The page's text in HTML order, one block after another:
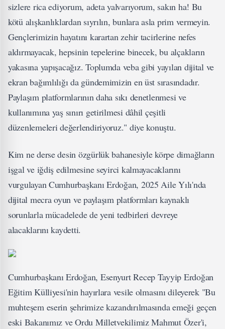
sizlere rica ediyorum, adeta yalvarıyorum, sakın ha! Bu
kötü alışkanlıklardan sıyrılın, bunlara asla prim vermeyin.
Gençlerimizin hayatını karartan zehir tacirlerine nefes
aldırmayacak, hepsinin tepelerine binecek, bu alçakların
yakasına yapışacağız. Toplumda veba gibi yayılan dijital ve
ekran bağımlılığı da gündemimizin en üst sırasındadır.
Paylaşım platformlarının daha sıkı denetlenmesi ve
kullanımına yaş sınırı getirilmesi dâhil çeşitli
düzenlemeleri değerlendiriyoruz." diye konuştu.
Kim ne derse desin özgürlük bahanesiyle körpe dimağların
işgal ve iğdiş edilmesine seyirci kalmayacaklarını
vurgulayan Cumhurbaşkanı Erdoğan, 2025 Aile Yılı'nda
dijital mecra oyun ve paylaşım platformları kaynaklı
sorunlarla mücadelede de yeni tedbirleri devreye
alacaklarını kaydetti.
Cumhurbaşkanı Erdoğan, Esenyurt Recep Tayyip Erdoğan
Eğitim Külliyesi'nin hayırlara vesile olmasını dileyerek "Bu
muhteşem eserin şehrimize kazandırılmasında emeği geçen
eski Bakanımız ve Ordu Milletvekilimiz Mahmut Özer'i,